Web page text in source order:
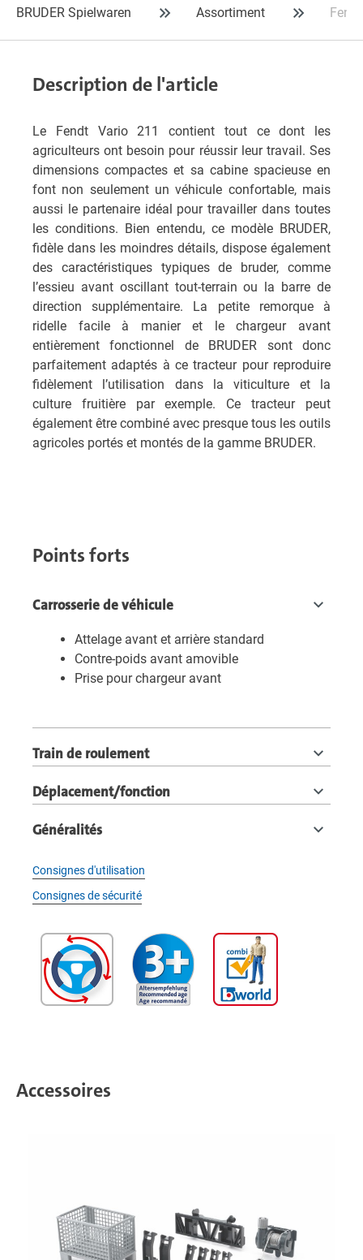
BRUDER Spielwaren Assortiment
Description de l'article
Le Fendt Vario 211 contient tout ce dont les
agriculteurs ont besoin pour réussir leur travail. Ses
dimensions compactes et sa cabine spacieuse en
font non seulement un véhicule confortable, mais
aussi le partenaire idéal pour travailler dans toutes
les conditions. Bien entendu, ce modèle BRUDER,
fidèle dans les moindres détails, dispose également
des caractéristiques typiques de bruder, comme
l’essieu avant oscillant tout-terrain ou la barre de
direction supplémentaire. La petite remorque à
ridelle facile à manier et le chargeur avant
entièrement fonctionnel de BRUDER sont donc
parfaitement adaptés à ce tracteur pour reproduire
fidèlement l’utilisation dans la viticulture et la
culture fruitière par exemple. Ce tracteur peut
également être combiné avec presque tous les outils
agricoles portés et montés de la gamme BRUDER.
Points forts
Carrosserie de véhicule
Attelage avant et arrière standard
Contre-poids avant amovible
Prise pour chargeur avant
Train de roulement
Déplacement/fonction
Généralités
Consignes d'utilisation
Consignes de sécurité
Accessoires